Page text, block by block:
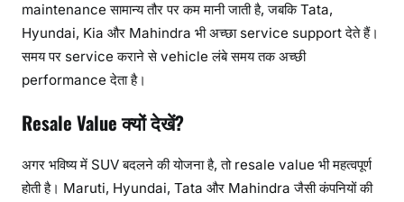
maintenance सामान्य तौर पर कम मानी जाती है, जबकि Tata,
Hyundai, Kia और Mahindra भी अच्छा service support देते हैं।
समय पर service कराने से vehicle लंबे समय तक अच्छी
performance देता है।
Resale Value क्यों देखें?
अगर भविष्य में SUV बदलने की योजना है, तो resale value भी महत्वपूर्ण
होती है। Maruti, Hyundai, Tata और Mahindra जैसी कंपनियों की